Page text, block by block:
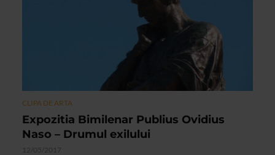
CLIPA DE ARTA
Expozitia Bimilenar Publius Ovidius
Naso – Drumul exilului
12/05/2017